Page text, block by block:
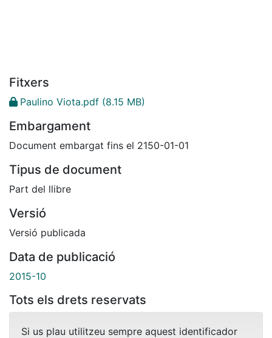
Fitxers
Paulino Viota.pdf (8.15 MB)
Embargament
Document embargat fins el 2150-01-01
Tipus de document
Part del llibre
Versió
Versió publicada
Data de publicació
2015-10
Tots els drets reservats
Si us plau utilitzeu sempre aquest identificador